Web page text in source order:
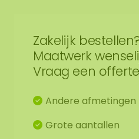
woonkamer, werkkamer
en persoonlijk cadeau
bijvoorbeeld bij een
Onze mosportretten zijn
helemaal trendy!
Zakelijk
Maatwerk
Vraag een
Andere afmetingen
Grote aantallen